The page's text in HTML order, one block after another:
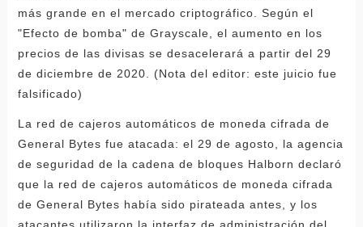
más grande en el mercado criptográfico. Según el
"Efecto de bomba" de Grayscale, el aumento en los
precios de las divisas se desacelerará a partir del 29
de diciembre de 2020. (Nota del editor: este juicio fue
falsificado)
La red de cajeros automáticos de moneda cifrada de
General Bytes fue atacada: el 29 de agosto, la agencia
de seguridad de la cadena de bloques Halborn declaró
que la red de cajeros automáticos de moneda cifrada
de General Bytes había sido pirateada antes, y los